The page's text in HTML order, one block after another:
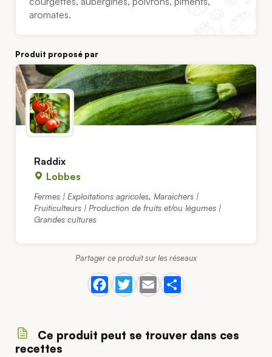
aromates.
Produit proposé par
Raddix
Lobbes
Fermes | Exploitations agricoles, Maraichers |
Fruiticulteurs | Production de fruits et/ou légumes |
Grandes cultures
Partager ce produit sur les réseaux
Ce produit peut se trouver dans ces
recettes